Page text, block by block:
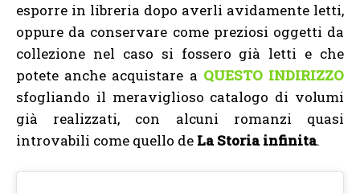
esporre in libreria dopo averli avidamente letti,
oppure da conservare come preziosi oggetti da
collezione nel caso si fossero già letti e che
potete anche acquistare a QUESTO INDIRIZZO
sfogliando il meraviglioso catalogo di volumi
già realizzati, con alcuni romanzi quasi
introvabili come quello de La Storia infinita.